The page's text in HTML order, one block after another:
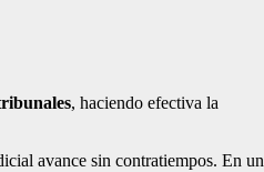
, haciendo efectiva la
avance sin contratiempos. En un